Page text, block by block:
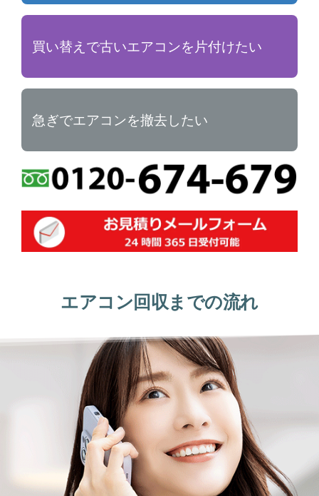
買い替えで古いエアコンを片付けたい
急ぎでエアコンを撤去したい
エアコン回収までの流れ